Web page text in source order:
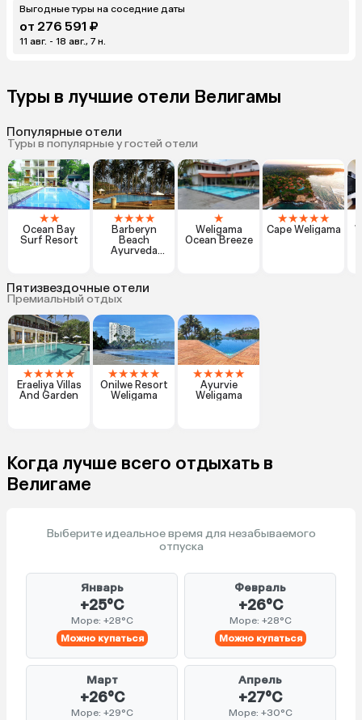
Выгодные туры на соседние даты
от 276 591 ₽
11 авг. - 18 авг., 7 н.
Туры в лучшие отели Велигамы
Популярные отели
Туры в популярные у гостей отели
★★
Ocean Bay
Surf Resort
★★★★
Barberyn
Beach
Ayurveda
★
Weligama
Ocean Breeze
★★★★★
Cape Weligama
Пятизвездочные отели
Премиальный отдых
★★★★★
Eraeliya Villas
And Garden
★★★★★
Onilwe Resort
Weligama
★★★★★
Ayurvie
Weligama
Когда лучше всего отдыхать в
Велигаме
Выберите идеальное время для незабываемого
отпуска
Январь
+25°C
Море: +28°C
Можно купаться
Февраль
+26°C
Море: +28°C
Можно купаться
Март
+26°C
Море: +29°C
Апрель
+27°C
Море: +30°C